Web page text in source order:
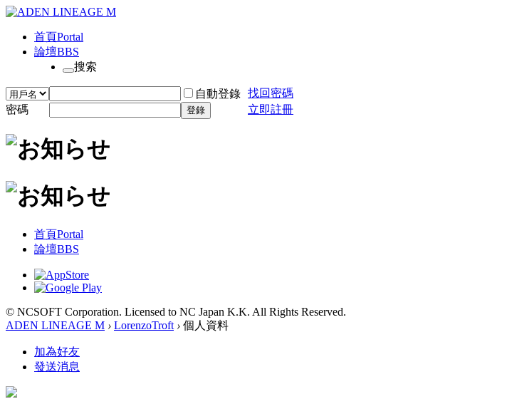
首頁Portal
論壇BBS
搜索
自動登錄 找回密碼
密碼
登錄 立即註冊
首頁Portal
論壇BBS
© NCSOFT Corporation. Licensed to NC Japan K.K. All Rights Reserved.
ADEN LINEAGE M › LorenzoTroft › 個人資料
加為好友
發送消息